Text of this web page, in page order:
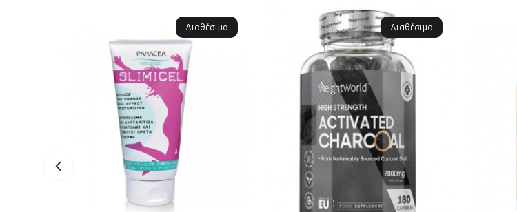
Διαθέσιμο Διαθέσιμο